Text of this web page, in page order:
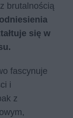
brutalnością
się w
fascynuje
i
z